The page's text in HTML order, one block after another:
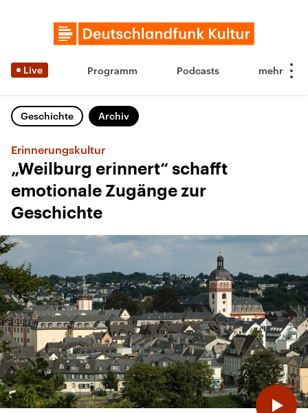
Live Programm Podcasts
Geschichte Archiv
Erinnerungskultur
„Weilburg erinnert“ schafft
emotionale Zugänge zur
Geschichte